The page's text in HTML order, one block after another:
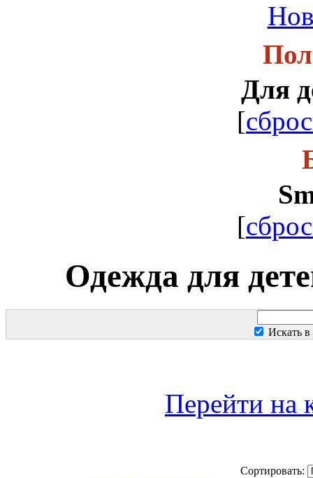
Для
[
[
Одежда для
Искать
Перейти на
Сортировать: